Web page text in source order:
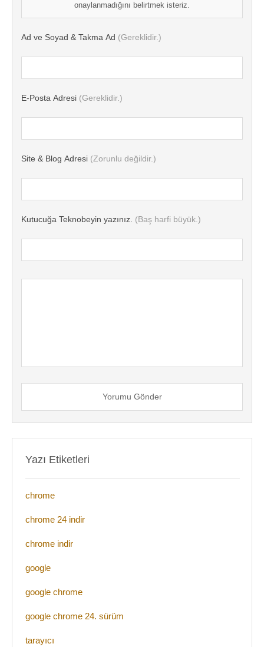
onaylanmadığını belirtmek isteriz.
Ad ve Soyad & Takma Ad (Gereklidir.)
E-Posta Adresi (Gereklidir.)
Site & Blog Adresi (Zorunlu değildir.)
Kutucuğa Teknobeyin yazınız. (Baş harfi büyük.)
Yorumu Gönder
Yazı Etiketleri
chrome
chrome 24 indir
chrome indir
google
google chrome
google chrome 24. sürüm
tarayıcı